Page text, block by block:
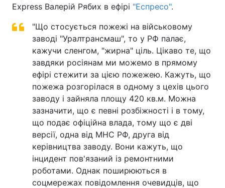
Express Валерій Рябих в ефірі "Еспресо".
"Що стосується пожежі на військовому
заводі "Уралтрансмаш", то у РФ палає,
кажучи сленгом, "жирна" ціль. Цікаво те, що
завдяки росіянам ми можемо в прямому
ефірі стежити за цією пожежею. Кажуть, що
пожежа розгорілася в одному з цехів цього
заводу і зайняла площу 420 кв.м. Можна
зазначити, що є певні розбіжності і в тому,
що подає офіційна влада, тому що є дві
версії, одна від МНС РФ, друга від
керівництва заводу. Вони кажуть, що
інцидент пов'язаний із ремонтними
роботами. Однак поширюються в
соцмережах повідомлення очевидців, що